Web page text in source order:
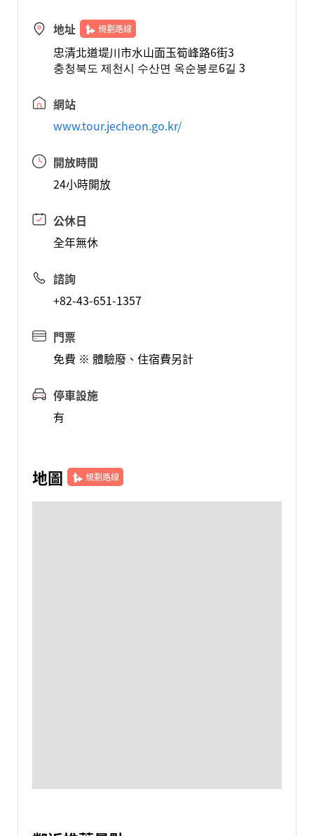
地址 規劃路線
忠清北道堤川市水山面玉筍峰路6街3
충청북도 제천시 수산면 옥순봉로6길 3
網站
www.tour.jecheon.go.kr/
開放時間
24小時開放
公休日
全年無休
諮詢
+82-43-651-1357
門票
免費 ※ 體驗廢、住宿費另計
停車設施
有
地圖 規劃路線